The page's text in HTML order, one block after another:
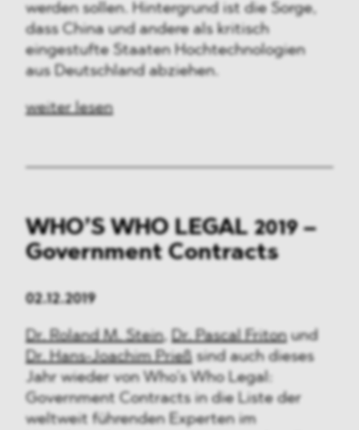
werden sollen. Hintergrund ist die Sorge,
dass China und andere als kritisch
eingestufte Staaten Hochtechnologien
aus Deutschland abziehen.
weiter lesen
WHO’S WHO LEGAL 2019 –
Government Contracts
02.12.2019
Dr. Roland M. Stein, Dr. Pascal Fritonund
Dr. Hans-Joachim Prießsind auch dieses
Jahr wieder von Who’s Who Legal:
Government Contracts in die Liste der
weltweit führenden Experten im